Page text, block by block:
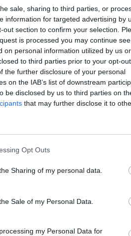
sale, sharing to third parties, or
information for targeted advertising by
out section to confirm your selection.
is processed you may continue
on personal information utilized by us or
to third parties prior to your opt-
the further disclosure of your personal
on the IAB’s list of downstream
be disclosed by us to third parties on
that may further disclose it to
Opt Outs
Sharing of my personal data.
Sale of my Personal Data.
my Personal Data for
Polski jest trudniejsza, niż